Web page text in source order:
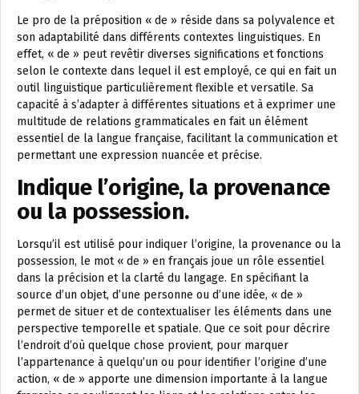
Le pro de la préposition « de » réside dans sa polyvalence et
son adaptabilité dans différents contextes linguistiques. En
effet, « de » peut revêtir diverses significations et fonctions
selon le contexte dans lequel il est employé, ce qui en fait un
outil linguistique particulièrement flexible et versatile. Sa
capacité à s’adapter à différentes situations et à exprimer une
multitude de relations grammaticales en fait un élément
essentiel de la langue française, facilitant la communication et
permettant une expression nuancée et précise.
Indique l’origine, la provenance
ou la possession.
Lorsqu’il est utilisé pour indiquer l’origine, la provenance ou la
possession, le mot « de » en français joue un rôle essentiel
dans la précision et la clarté du langage. En spécifiant la
source d’un objet, d’une personne ou d’une idée, « de »
permet de situer et de contextualiser les éléments dans une
perspective temporelle et spatiale. Que ce soit pour décrire
l’endroit d’où quelque chose provient, pour marquer
l’appartenance à quelqu’un ou pour identifier l’origine d’une
action, « de » apporte une dimension importante à la langue